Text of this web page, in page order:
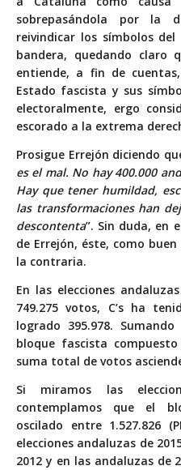
sobrepasándola por la
reivindicar los símbolos
bandera, quedando claro
entiende, a fin de
Estado fascista y sus
electoralmente, ergo
escorado a la extrema
Prosigue Errejón diciendo
es el mal. No hay 400.000
Hay que tener humildad,
las transformaciones han
descontenta”. Sin duda, en
de Errejón, éste, como
la contraria.
En las elecciones
749.275 votos, C’s ha
logrado 395.978.
bloque fascista
suma total de votos
Si miramos las
contemplamos que el
oscilado entre 1.527.826
elecciones andaluzas de
2012 y en las andaluzas de